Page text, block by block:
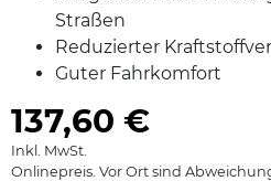
Straßen
Reduzierter
Guter Fahrkomfort
137,60 €
Inkl. MwSt.
Onlinepreis. Vor Ort sind